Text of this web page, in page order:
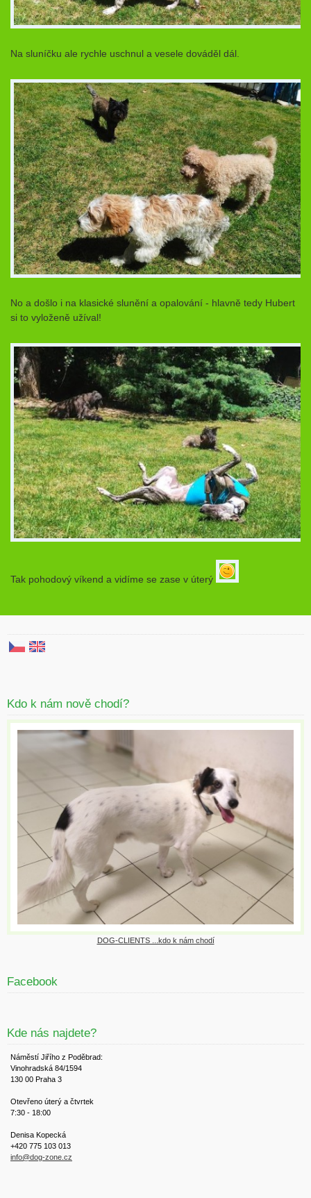
Na sluníčku ale rychle uschnul a vesele dováděl dál.
No a došlo i na klasické slunění a opalování - hlavně tedy Hubert
si to vyloženě užíval!
Tak pohodový víkend a vidíme se zase v úterý
Kdo k nám nově chodí?
DOG-CLIENTS ...kdo k nám chodí
Facebook
Kde nás najdete?
Náměstí Jiřího z Poděbrad:
Vinohradská 84/1594
130 00 Praha 3
Otevřeno úterý a čtvrtek
7:30 - 18:00
Denisa Kopecká
+420 775 103 013
info@dog-zone.cz